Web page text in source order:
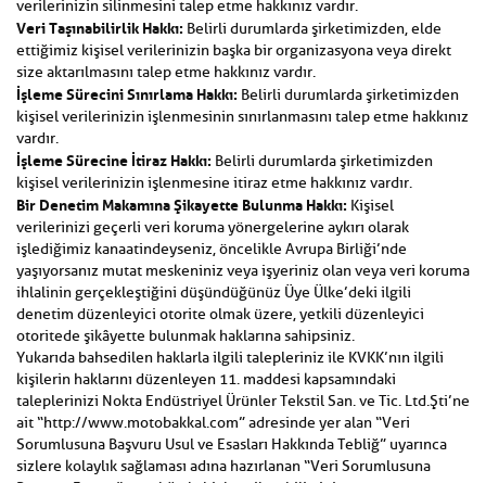
verilerinizin silinmesini talep etme hakkınız vardır.
Veri Taşınabilirlik Hakkı: Belirli durumlarda şirketimizden, elde
ettiğimiz kişisel verilerinizin başka bir organizasyona veya direkt
size aktarılmasını talep etme hakkınız vardır.
İşleme Sürecini Sınırlama Hakkı: Belirli durumlarda şirketimizden
kişisel verilerinizin işlenmesinin sınırlanmasını talep etme hakkınız
vardır.
İşleme Sürecine İtiraz Hakkı: Belirli durumlarda şirketimizden
kişisel verilerinizin işlenmesine itiraz etme hakkınız vardır.
Bir Denetim Makamına Şikayette Bulunma Hakkı: Kişisel
verilerinizi geçerli veri koruma yönergelerine aykırı olarak
işlediğimiz kanaatindeyseniz, öncelikle Avrupa Birliği’nde
yaşıyorsanız mutat meskeniniz veya işyeriniz olan veya veri koruma
ihlalinin gerçekleştiğini düşündüğünüz Üye Ülke’deki ilgili
denetim düzenleyici otorite olmak üzere, yetkili düzenleyici
otoritede şikâyette bulunmak haklarına sahipsiniz.
Yukarıda bahsedilen haklarla ilgili talepleriniz ile KVKK’nın ilgili
kişilerin haklarını düzenleyen 11. maddesi kapsamındaki
taleplerinizi Nokta Endüstriyel Ürünler Tekstil San. ve Tic. Ltd.Şti’ne
ait “http://www.motobakkal.com” adresinde yer alan “Veri
Sorumlusuna Başvuru Usul ve Esasları Hakkında Tebliğ” uyarınca
sizlere kolaylık sağlaması adına hazırlanan “Veri Sorumlusuna